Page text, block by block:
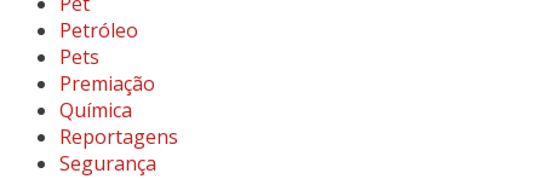
Petróleo
Pets
Premiação
Química
Reportagens
Segurança